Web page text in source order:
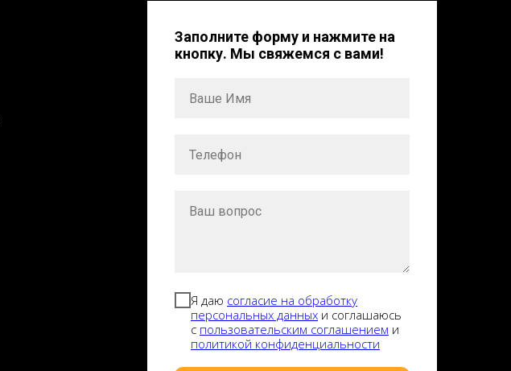
Заполните форму и нажмите на
кнопку. Мы свяжемся с вами!
Я даю согласие на обработку
персональных данных и соглашаюсь
с пользовательским соглашением и
политикой конфиденциальности